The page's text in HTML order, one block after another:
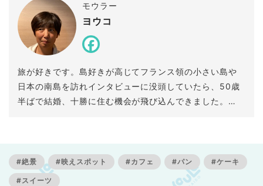
モウラー
ヨウコ
旅が好きです。島好きが高じてフランス領の小さい島や
日本の南島を訪れインタビューに没頭していたら、50歳
半ばで結婚、十勝に住む機会が飛び込んできました。
#絶景 #映えスポット #カフェ #パン #ケーキ
#スイーツ